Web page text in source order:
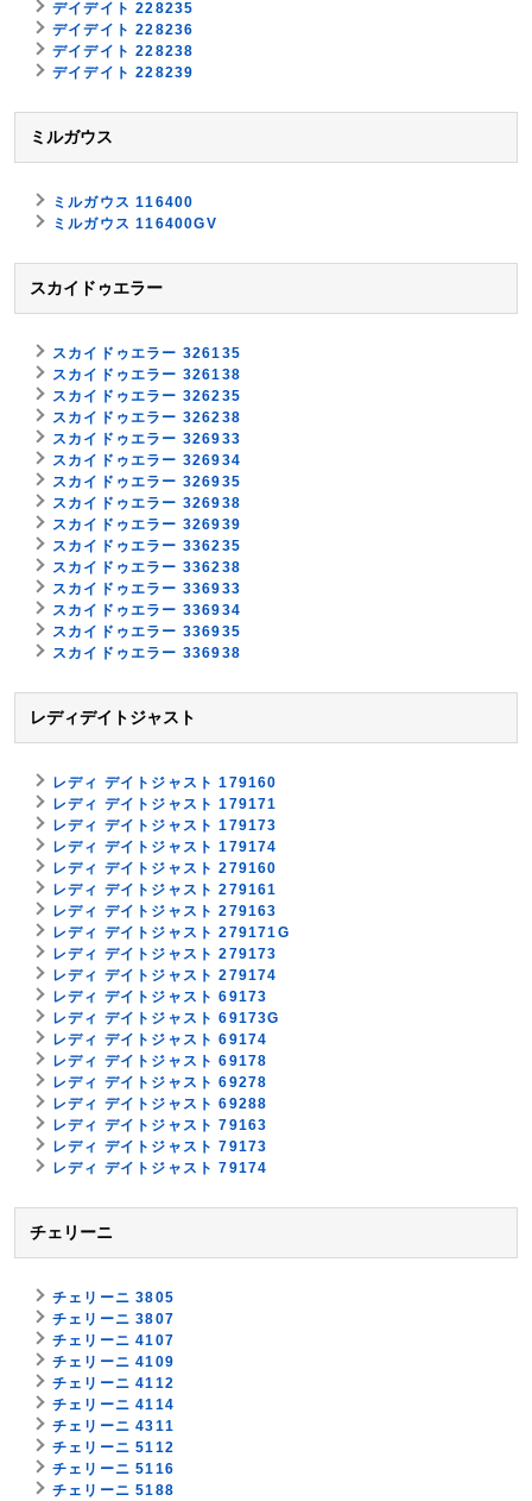
デイデイト 228235
デイデイト 228236
デイデイト 228238
デイデイト 228239
ミルガウス
ミルガウス 116400
ミルガウス 116400GV
スカイドゥエラー
スカイドゥエラー 326135
スカイドゥエラー 326138
スカイドゥエラー 326235
スカイドゥエラー 326238
スカイドゥエラー 326933
スカイドゥエラー 326934
スカイドゥエラー 326935
スカイドゥエラー 326938
スカイドゥエラー 326939
スカイドゥエラー 336235
スカイドゥエラー 336238
スカイドゥエラー 336933
スカイドゥエラー 336934
スカイドゥエラー 336935
スカイドゥエラー 336938
レディデイトジャスト
レディ デイトジャスト 179160
レディ デイトジャスト 179171
レディ デイトジャスト 179173
レディ デイトジャスト 179174
レディ デイトジャスト 279160
レディ デイトジャスト 279161
レディ デイトジャスト 279163
レディ デイトジャスト 279171G
レディ デイトジャスト 279173
レディ デイトジャスト 279174
レディ デイトジャスト 69173
レディ デイトジャスト 69173G
レディ デイトジャスト 69174
レディ デイトジャスト 69178
レディ デイトジャスト 69278
レディ デイトジャスト 69288
レディ デイトジャスト 79163
レディ デイトジャスト 79173
レディ デイトジャスト 79174
チェリーニ
チェリーニ 3805
チェリーニ 3807
チェリーニ 4107
チェリーニ 4109
チェリーニ 4112
チェリーニ 4114
チェリーニ 4311
チェリーニ 5112
チェリーニ 5116
チェリーニ 5188